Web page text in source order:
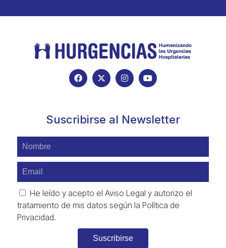
Suscribirse al Newsletter
He leído y acepto el Aviso Legal y autorizo el
tratamiento de mis datos según la Política de
Privacidad.
Suscribirse